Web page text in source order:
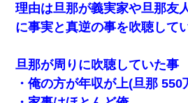
理由は旦那が義実家や旦那友
に事実と真逆の事を吹聴して
旦那が周りに吹聴していた事
・俺の方が年収が上(旦那 550